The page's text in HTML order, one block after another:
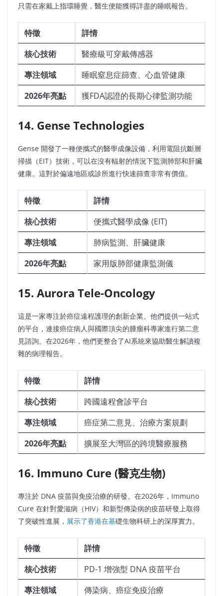
只需在家戴上指環睡覺，醫生便能獲得詳盡的睡眠報告。
特徵
詳情
核心技術
醫療級可穿戴傳感器
專注領域
睡眠窒息症篩查、心血管健康
2026年亮點
獲FDA認證的長期心律監測功能
14. Gense Technologies
Gense 開發了一種便攜式的醫學成像設備，利用電阻抗斷層
掃描（EIT）技術，可以在沒有輻射的情況下監測肺部和肝臟
健康。這對於偏遠地區或診所進行快速篩查非常有價值。
特徵
詳情
核心技術
便攜式醫學成像 (EIT)
專注領域
肺病監測、肝臟健康
2026年亮點
家用版肺部健康監測儀
15. Aurora Tele-Oncology
這是一家專注於癌症遠程護理的創新企業。他們提供一站式
的平台，連接癌症病人與國際頂尖的腫瘤科專家進行第二意
見諮詢。在2026年，他們更整合了AI系統來協助醫生解讀複
雜的病理報告。
特徵
詳情
核心技術
跨國遠程會診平台
專注領域
癌症第二意見、治療方案規劃
2026年亮點
擴展至大灣區的跨境醫療服務
16. Immuno Cure (醫克生物)
專注於 DNA 疫苗與免疫治療的研發。在2026年，Immuno
Cure 在針對愛滋病（HIV）和新型傳染病的疫苗研發上取得
了突破性進展， 展示了香港在基礎生物科研上的深厚實力。
特徵
詳情
核心技術
PD-1 增強型 DNA 疫苗平台
專注領域
傳染病、癌症免疫治療